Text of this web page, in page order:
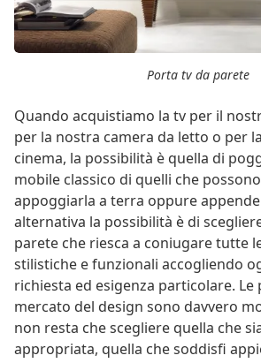
Porta tv da parete
Quando acquistiamo la tv per il
per la nostra camera da letto o per
cinema, la possibilità è quella di
mobile classico di quelli che
appoggiarla a terra oppure
alternativa la possibilità è di
parete che riesca a coniugare tutte
stilistiche e funzionali accogliendo
richiesta ed esigenza particolare. Le
mercato del design sono davvero
non resta che scegliere quella che
appropriata, quella che soddisfi